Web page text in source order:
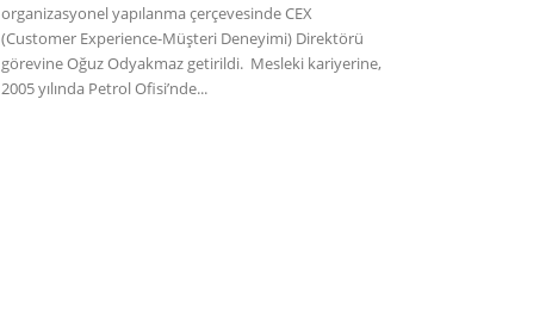
organizasyonel yapılanma çerçevesinde CEX
(Customer Experience-Müşteri Deneyimi) Direktörü
görevine Oğuz Odyakmaz getirildi. Mesleki kariyerine,
2005 yılında Petrol Ofisi’nde...